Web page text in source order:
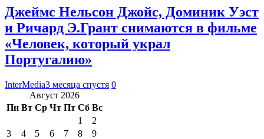
Джеймс Нельсон Джойс, Доминик Уэст
и Ричард Э.Грант снимаются в фильме
«Человек, который украл
Португалию»
InterMedia3 месяца спустя 0
Август 2026
Пн Вт Ср Чт Пт Сб Вс
1
2
3
4 5 6 7 8
9